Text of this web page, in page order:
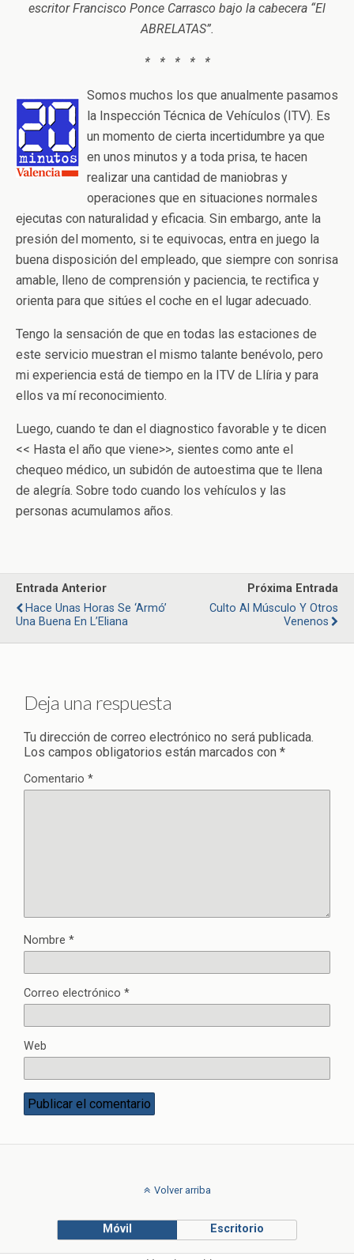
escritor Francisco Ponce Carrasco bajo la cabecera “El
ABRELATAS”.
* * * * *
Somos muchos los que anualmente pasamos
la Inspección Técnica de Vehículos (ITV). Es
un momento de cierta incertidumbre ya que
en unos minutos y a toda prisa, te hacen
realizar una cantidad de maniobras y
operaciones que en situaciones normales
ejecutas con naturalidad y eficacia. Sin embargo, ante la
presión del momento, si te equivocas, entra en juego la
buena disposición del empleado, que siempre con sonrisa
amable, lleno de comprensión y paciencia, te rectifica y
orienta para que sitúes el coche en el lugar adecuado.
Tengo la sensación de que en todas las estaciones de
este servicio muestran el mismo talante benévolo, pero
mi experiencia está de tiempo en la ITV de Llíria y para
ellos va mí reconocimiento.
Luego, cuando te dan el diagnostico favorable y te dicen
<< Hasta el año que viene>>, sientes como ante el
chequeo médico, un subidón de autoestima que te llena
de alegría. Sobre todo cuando los vehículos y las
personas acumulamos años.
Entrada Anterior
Hace Unas Horas Se ‘armó’
Una Buena En L’Eliana
Próxima Entrada
Culto Al Músculo Y Otros
Venenos
Deja una respuesta
Tu dirección de correo electrónico no será publicada.
Los campos obligatorios están marcados con *
Comentario *
Nombre *
Correo electrónico *
Web
Volver arriba
Móvil Escritorio